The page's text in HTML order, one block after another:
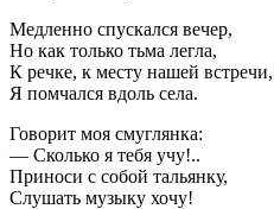
Медленно спускался вечер,
Но как только тьма легла,
К речке, к месту нашей встречи,
Я помчался вдоль села.
Говорит моя смуглянка:
— Сколько я тебя учу!..
Приноси с собой тальянку,
Слушать музыку хочу!